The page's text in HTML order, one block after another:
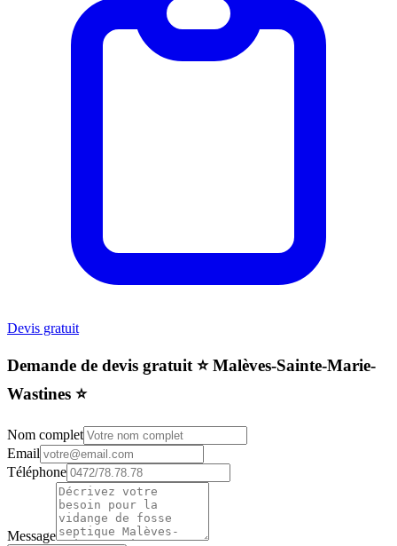
Devis gratuit
Demande de devis gratuit ⭐️ Malèves-Sainte-Marie-
Wastines ⭐️
Nom complet
Email
Téléphone
Message